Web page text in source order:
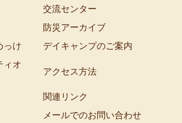
っけ
ィオ
交流センター
防災アーカイブ
デイキャンプのご案内
アクセス方法
関連リンク
メールでのお問い合わせ